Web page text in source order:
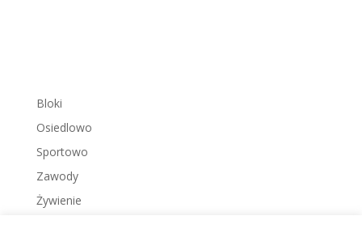
Bloki
Osiedlowo
Sportowo
Zawody
Żywienie